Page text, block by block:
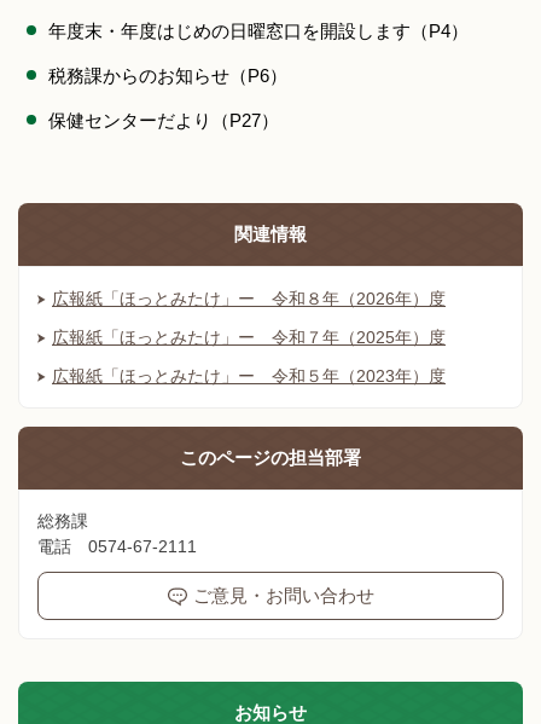
年度末・年度はじめの日曜窓口を開設します（P4）
税務課からのお知らせ（P6）
保健センターだより（P27）
関連情報
広報紙「ほっとみたけ」ー 令和８年（2026年）度
広報紙「ほっとみたけ」ー 令和７年（2025年）度
広報紙「ほっとみたけ」ー 令和５年（2023年）度
このページの担当部署
総務課
電話 0574-67-2111
ご意見・お問い合わせ
お知らせ